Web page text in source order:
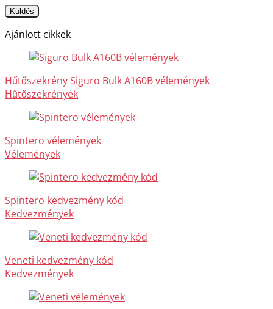
Ajánlott cikkek
Hűtőszekrény Siguro Bulk A160B vélemények
Hűtőszekrények
Spintero vélemények
Vélemények
Spintero kedvezmény kód
Kedvezmények
Veneti kedvezmény kód
Kedvezmények